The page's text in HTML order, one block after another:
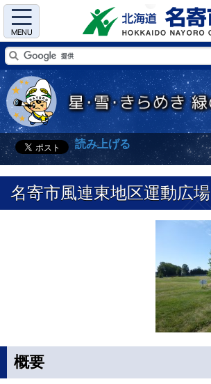
Menu
読み上げる
名寄市風連東地区運動広場
概要